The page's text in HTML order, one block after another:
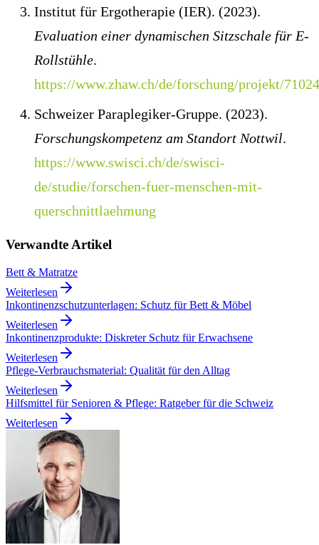
Institut für Ergotherapie (IER). (2023).
Evaluation einer dynamischen Sitzschale für E-
Rollstühle.
https://www.zhaw.ch/de/forschung/projekt/71024
Schweizer Paraplegiker-Gruppe. (2023).
Forschungskompetenz am Standort Nottwil.
https://www.swisci.ch/de/swisci-
de/studie/forschen-fuer-menschen-mit-
querschnittlaehmung
Verwandte Artikel
Bett & Matratze
Weiterlesen
Inkontinenzschutzunterlagen: Schutz für Bett & Möbel
Weiterlesen
Inkontinenzprodukte: Diskreter Schutz für Erwachsene
Weiterlesen
Pflege-Verbrauchsmaterial: Qualität für den Alltag
Weiterlesen
Hilfsmittel für Senioren & Pflege: Ratgeber für die Schweiz
Weiterlesen